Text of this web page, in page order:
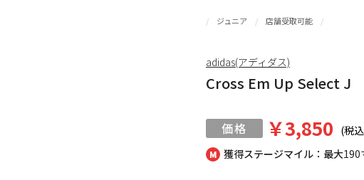
獲得ステージマイル：最大190
ジュニア 店舗受取可能
Cross Em Up Select J
￥3,850 (税
adidas(アディダス)